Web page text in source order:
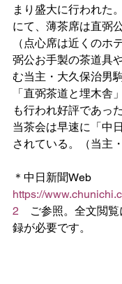
まり盛大に行われた
にて、薄茶席は直弼
（点心席は近くのホ
弼公お手製の茶道具
む当主・大久保治男
「直弼茶道と埋木舎
も行われ好評であった
当茶会は早速に「中
されている。（当主
＊中日新聞Web
https://
2 ご参照。全文閲覧
録が必要です。